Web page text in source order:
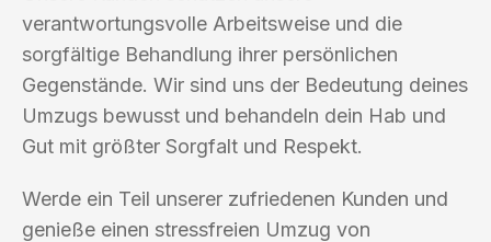
verantwortungsvolle Arbeitsweise und die
sorgfältige Behandlung ihrer persönlichen
Gegenstände. Wir sind uns der Bedeutung deines
Umzugs bewusst und behandeln dein Hab und
Gut mit größter Sorgfalt und Respekt.
Werde ein Teil unserer zufriedenen Kunden und
genieße einen stressfreien Umzug von